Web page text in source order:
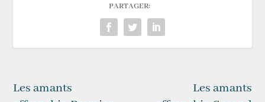
PARTAGER:
Les amants
Les amants